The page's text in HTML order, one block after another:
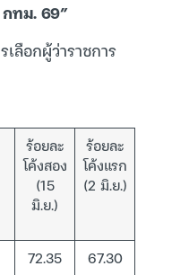
ทม. 69”
ลือกผู้ว่าราชการ
ร้อยละ
โค้งสอง
(15
มิ.ย.)
ร้อยละ
โค้งแรก
(2 มิ.ย.)
72.35 67.30